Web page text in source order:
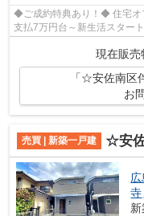
◆ご成約特典あり！◆ 住宅オ
支払7万円台～新生活スター
現在販売
「☆安佐南
お
売買 | 新築一戸建 ☆安佐
寺